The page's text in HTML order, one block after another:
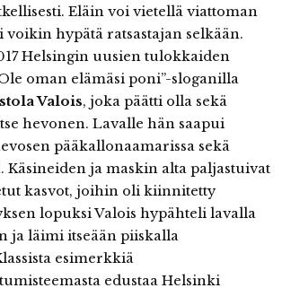
Eläin voi vietellä viattoman
voikin hypätä ratsastajan selkään.
Helsingin uusien tulokkaiden
oman elämäsi poni”-sloganilla
Valois, joka päätti olla sekä
hevonen. Lavalle hän saapui
pääkallonaamarissa sekä
Käsineiden ja maskin alta paljastuivat
kasvot, joihin oli kiinnitetty
lopuksi Valois hypähteli lavalla
ja läimi itseään piiskalla
esimerkkiä
edustaa Helsinki